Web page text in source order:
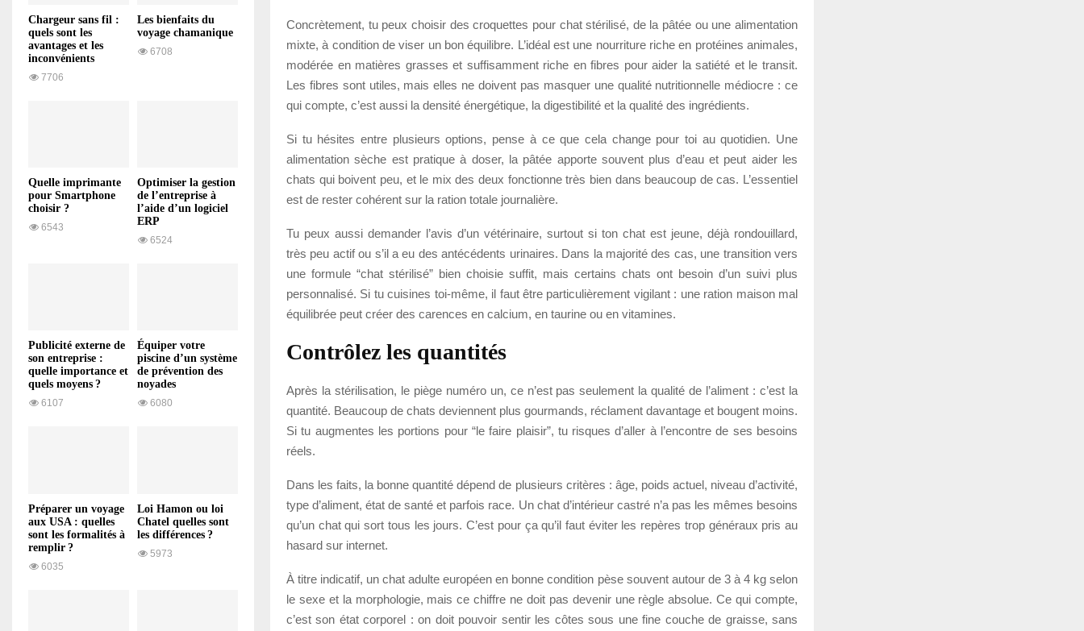
Concrètement, tu peux choisir des croquettes pour chat stérilisé, de la pâtée ou une alimentation
mixte, à condition de viser un bon équilibre. L’idéal est une nourriture riche en protéines animales,
modérée en matières grasses et suffisamment riche en fibres pour aider la satiété et le transit.
Les fibres sont utiles, mais elles ne doivent pas masquer une qualité nutritionnelle médiocre : ce
qui compte, c’est aussi la densité énergétique, la digestibilité et la qualité des ingrédients.
Si tu hésites entre plusieurs options, pense à ce que cela change pour toi au quotidien. Une
alimentation sèche est pratique à doser, la pâtée apporte souvent plus d’eau et peut aider les
chats qui boivent peu, et le mix des deux fonctionne très bien dans beaucoup de cas. L’essentiel
est de rester cohérent sur la ration totale journalière.
Tu peux aussi demander l’avis d’un vétérinaire, surtout si ton chat est jeune, déjà rondouillard,
très peu actif ou s’il a eu des antécédents urinaires. Dans la majorité des cas, une transition vers
une formule “chat stérilisé” bien choisie suffit, mais certains chats ont besoin d’un suivi plus
personnalisé. Si tu cuisines toi-même, il faut être particulièrement vigilant : une ration maison mal
équilibrée peut créer des carences en calcium, en taurine ou en vitamines.
Contrôlez les quantités
Après la stérilisation, le piège numéro un, ce n’est pas seulement la qualité de l’aliment : c’est la
quantité. Beaucoup de chats deviennent plus gourmands, réclament davantage et bougent moins.
Si tu augmentes les portions pour “le faire plaisir”, tu risques d’aller à l’encontre de ses besoins
réels.
Dans les faits, la bonne quantité dépend de plusieurs critères : âge, poids actuel, niveau d’activité,
type d’aliment, état de santé et parfois race. Un chat d’intérieur castré n’a pas les mêmes besoins
qu’un chat qui sort tous les jours. C’est pour ça qu’il faut éviter les repères trop généraux pris au
hasard sur internet.
À titre indicatif, un chat adulte européen en bonne condition pèse souvent autour de 3 à 4 kg selon
le sexe et la morphologie, mais ce chiffre ne doit pas devenir une règle absolue. Ce qui compte,
c’est son état corporel : on doit pouvoir sentir les côtes sous une fine couche de graisse, sans
Chargeur sans fil :
quels sont les
avantages et les
inconvénients
7706
Les bienfaits du
voyage chamanique
6708
Quelle imprimante
pour Smartphone
choisir ?
6543
Optimiser la gestion
de l’entreprise à
l’aide d’un logiciel
ERP
6524
Publicité externe de
son entreprise :
quelle importance et
quels moyens ?
6107
Équiper votre
piscine d’un système
de prévention des
noyades
6080
Préparer un voyage
aux USA : quelles
sont les formalités à
remplir ?
6035
Loi Hamon ou loi
Chatel quelles sont
les différences ?
5973